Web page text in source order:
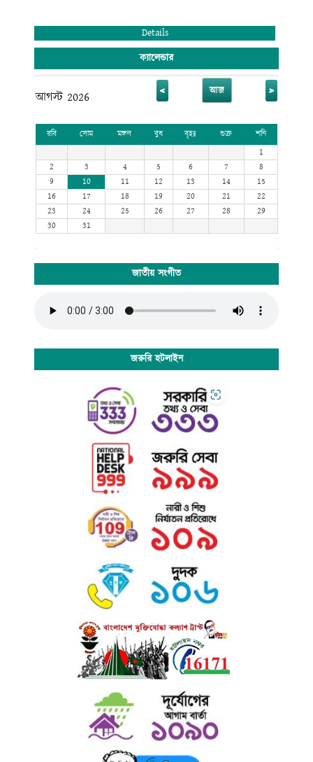
Details
ক্যালেন্ডার
আগস্ট 2026 < আজ >
রবি সোম মঙ্গল বুধ বৃহঃ শুক্র
শনি
1
2
3 4 5 6 7
8
9
10 11 12 13 14
15
16
17 18 19 20 21
22
23
24 25 26 27 28
29
30
31
জাতীয় সংগীত
জরুরি হটলাইন